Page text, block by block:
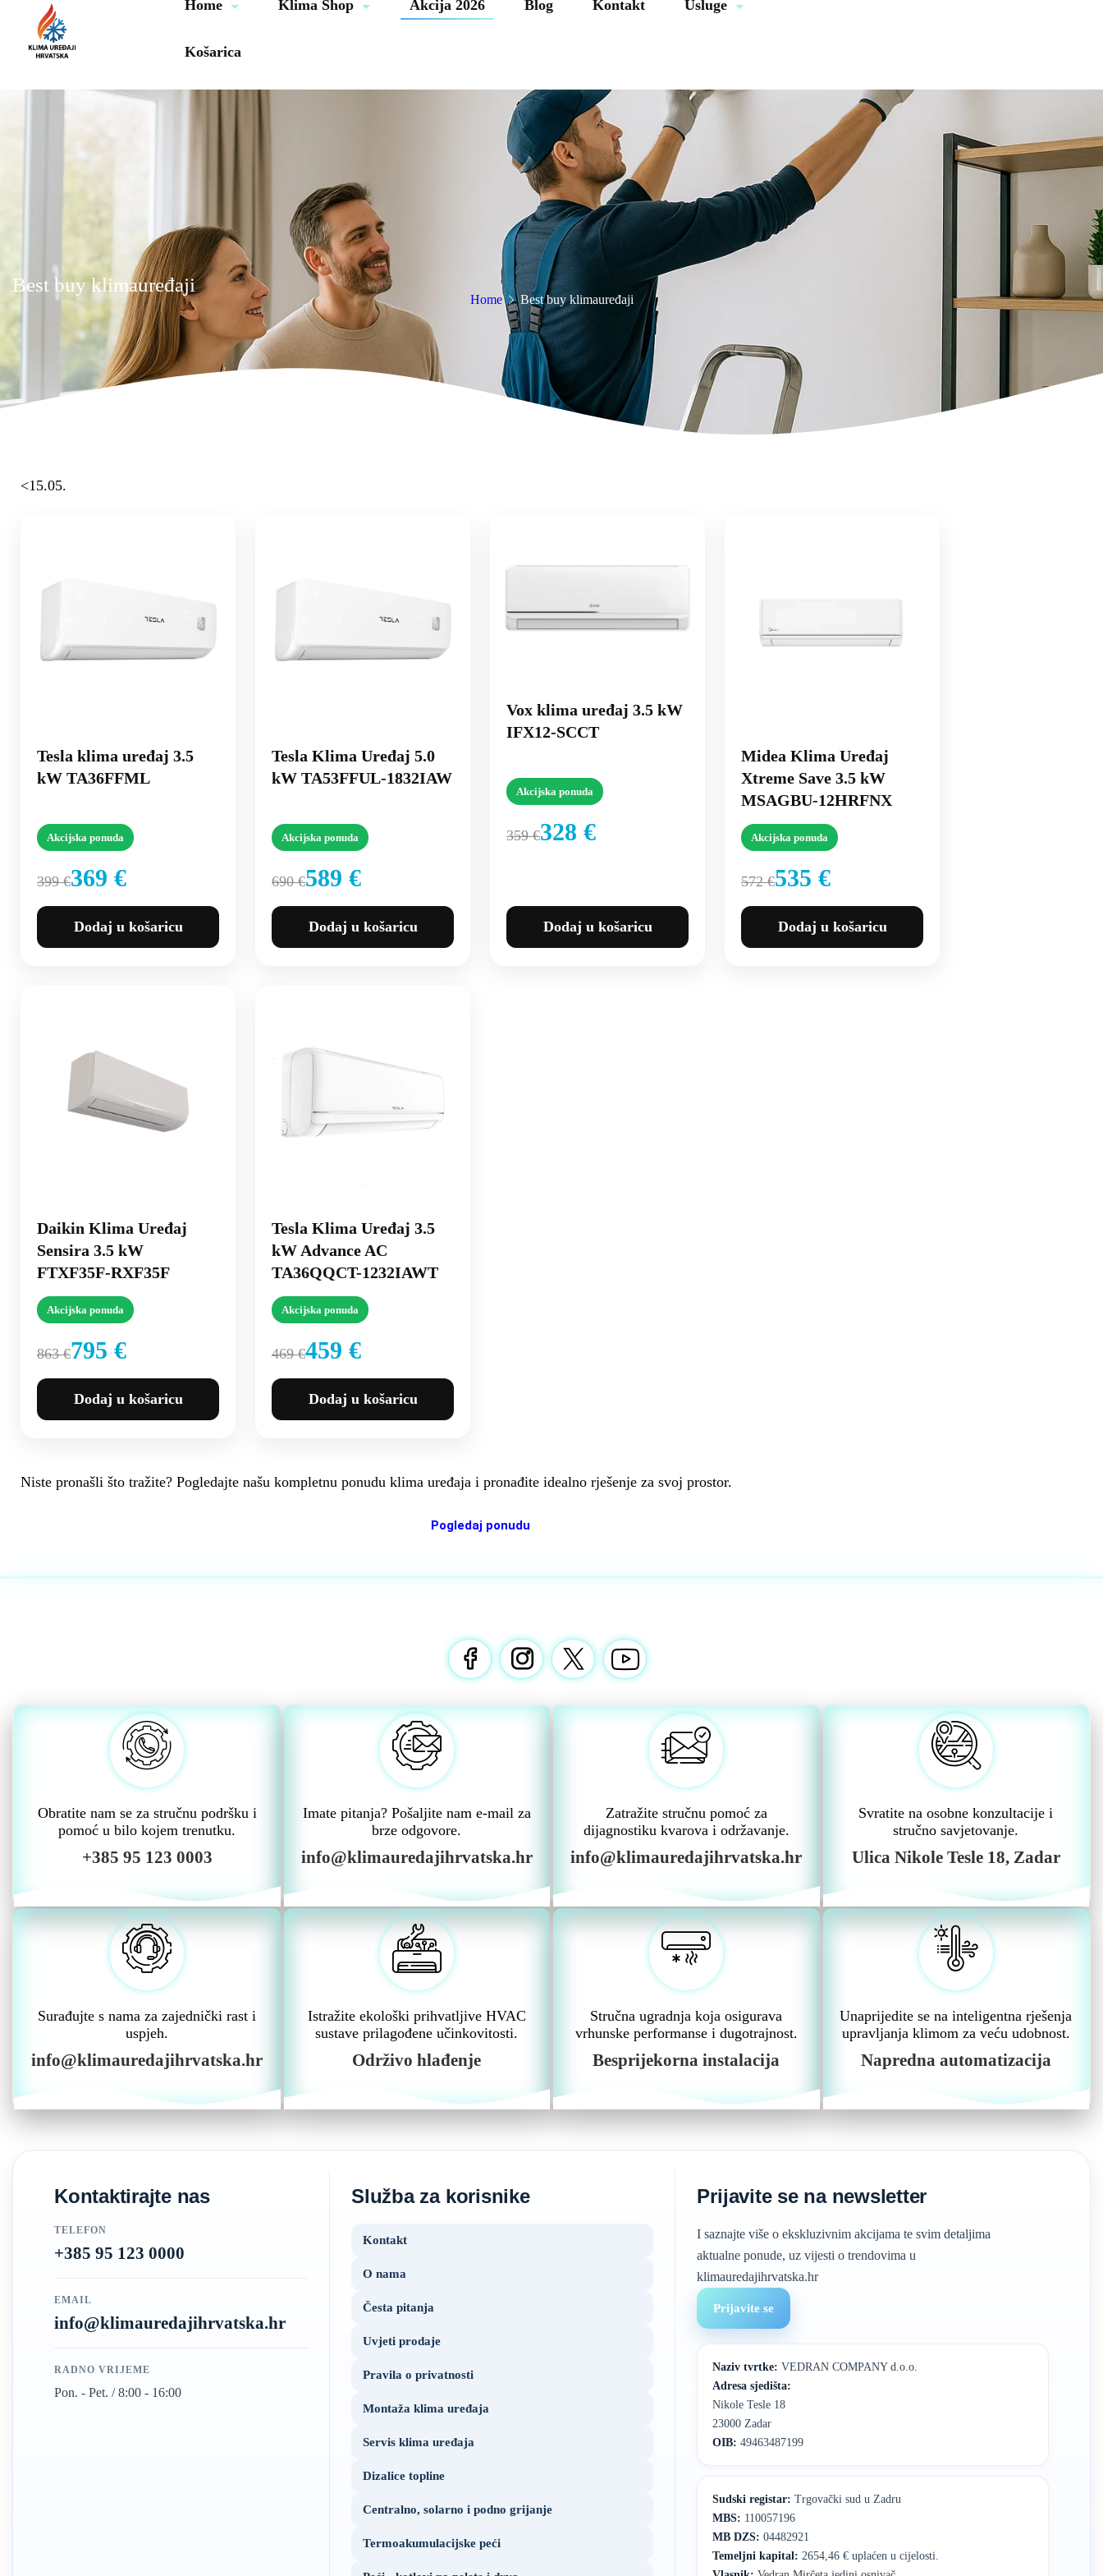
Home Klima Shop Akcija 2026 Blog Kontakt Usluge
Košarica
0000
Best buy klimauređaji
Home Best buy klimauređaji
<15.05.
Tesla klima uređaj 3.5
kW TA36FFML
Akcijska ponuda
399 €369 €
Dodaj u košaricu
Tesla Klima Uređaj 5.0
kW TA53FFUL-1832IAW
Akcijska ponuda
690 €589 €
Dodaj u košaricu
Vox klima uređaj 3.5 kW
IFX12-SCCT
Akcijska ponuda
359 €328 €
Dodaj u košaricu
Midea Klima Uređaj
Xtreme Save 3.5 kW
MSAGBU-12HRFNX
Akcijska ponuda
572 €535 €
Dodaj u košaricu
Daikin Klima Uređaj
Sensira 3.5 kW
FTXF35F-RXF35F
Akcijska ponuda
863 €795 €
Dodaj u košaricu
Tesla Klima Uređaj 3.5
kW Advance AC
TA36QQCT-1232IAWT
Akcijska ponuda
469 €459 €
Dodaj u košaricu
Niste pronašli što tražite? Pogledajte našu kompletnu ponudu klima uređaja i pronađite idealno rješenje za svoj prostor.
Pogledaj ponudu
Obratite nam se za stručnu podršku i
pomoć u bilo kojem trenutku.
+385 95 123 0003
Imate pitanja? Pošaljite nam e-mail za
brze odgovore.
info@klimauredajihrvatska.hr
Zatražite stručnu pomoć za
dijagnostiku kvarova i održavanje.
info@klimauredajihrvatska.hr
Svratite na osobne konzultacije i
stručno savjetovanje.
Ulica Nikole Tesle 18, Zadar
Surađujte s nama za zajednički rast i
uspjeh.
info@klimauredajihrvatska.hr
Istražite ekološki prihvatljive HVAC
sustave prilagođene učinkovitosti.
Održivo hlađenje
Stručna ugradnja koja osigurava
vrhunske performanse i dugotrajnost.
Besprijekorna instalacija
Unaprijedite se na inteligentna rješenja
upravljanja klimom za veću udobnost.
Napredna automatizacija
Kontaktirajte nas
TELEFON
+385 95 123 0000
EMAIL
info@klimauredajihrvatska.hr
RADNO VRIJEME
Pon. - Pet. / 8:00 - 16:00
Služba za korisnike
Kontakt
O nama
Česta pitanja
Uvjeti prodaje
Pravila o privatnosti
Montaža klima uređaja
Servis klima uređaja
Dizalice topline
Centralno, solarno i podno grijanje
Termoakumulacijske peći
Prijavite se na newsletter
I saznajte više o ekskluzivnim akcijama te svim detaljima
aktualne ponude, uz vijesti o trendovima u
klimauredajihrvatska.hr
Prijavite se
Naziv tvrtke: VEDRAN COMPANY d.o.o.
Adresa sjedišta:
Nikole Tesle 18
23000 Zadar
OIB: 49463487199
Sudski registar: Trgovački sud u Zadru
MBS: 110057196
MB DZS: 04482921
Temeljni kapital: 2654,46 € uplaćen u cijelosti.